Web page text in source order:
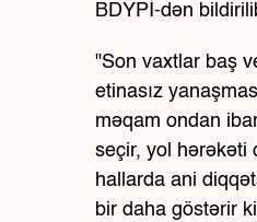
BDYPİ-dən
"Son vaxtlar baş
etinasız
məqam ondan
seçir, yol hərəkəti
hallarda ani
bir daha göstərir